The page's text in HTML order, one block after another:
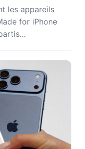
les appareils
for iPhone